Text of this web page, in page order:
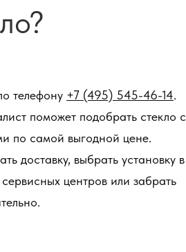
телефону +7 (495) 545-46-14.
поможет подобрать стекло с
по самой выгодной цене.
доставку, выбрать установку в
центров или забрать